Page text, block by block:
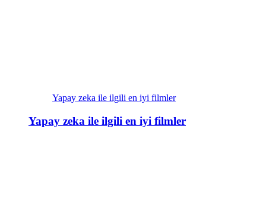
Yapay zeka ile ilgili en iyi filmler
Yapay zeka ile ilgili en iyi filmler